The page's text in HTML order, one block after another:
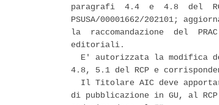
paragrafi  4.4  e  4.8  del
PSUSA/00001662/202101;
la  raccomandazione  del
editoriali.
E' autorizzata la modifica
4.8, 5.1 del RCP e
Il Titolare AIC deve
di pubblicazione in GU, al